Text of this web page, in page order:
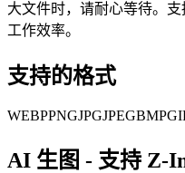
大文件时，请耐心等待。
工作效率。
支持的格式
WEBPPNGJPGJPEGBMP
AI 生图 - 支持 Z-